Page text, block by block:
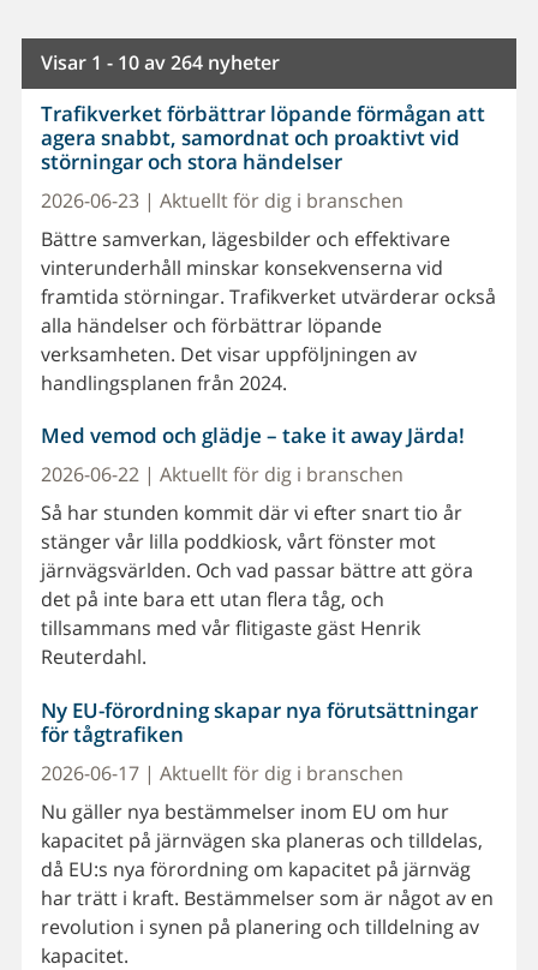
Visar 1 - 10 av 264 nyheter
Trafikverket förbättrar löpande förmågan att
agera snabbt, samordnat och proaktivt vid
störningar och stora händelser
2026-06-23 | Aktuellt för dig i branschen
Bättre samverkan, lägesbilder och effektivare
vinterunderhåll minskar konsekvenserna vid
framtida störningar. Trafikverket utvärderar också
alla händelser och förbättrar löpande
verksamheten. Det visar uppföljningen av
handlingsplanen från 2024.
Med vemod och glädje – take it away Järda!
2026-06-22 | Aktuellt för dig i branschen
Så har stunden kommit där vi efter snart tio år
stänger vår lilla poddkiosk, vårt fönster mot
järnvägsvärlden. Och vad passar bättre att göra
det på inte bara ett utan flera tåg, och
tillsammans med vår flitigaste gäst Henrik
Reuterdahl.
Ny EU-förordning skapar nya förutsättningar
för tågtrafiken
2026-06-17 | Aktuellt för dig i branschen
Nu gäller nya bestämmelser inom EU om hur
kapacitet på järnvägen ska planeras och tilldelas,
då EU:s nya förordning om kapacitet på järnväg
har trätt i kraft. Bestämmelser som är något av en
revolution i synen på planering och tilldelning av
kapacitet.